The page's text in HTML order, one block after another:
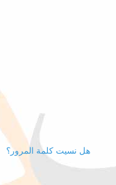
هل نسيت كلمة المرور؟